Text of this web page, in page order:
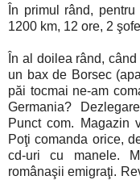
În primul rând,
1200 km, 12 ore, 2
În al doilea rând,
un bax de Borsec
păi tocmai ne-am
Germania?
Punct com. Magazin
Poţi comanda orice,
cd-uri cu manele.
românaşii emigraţi.